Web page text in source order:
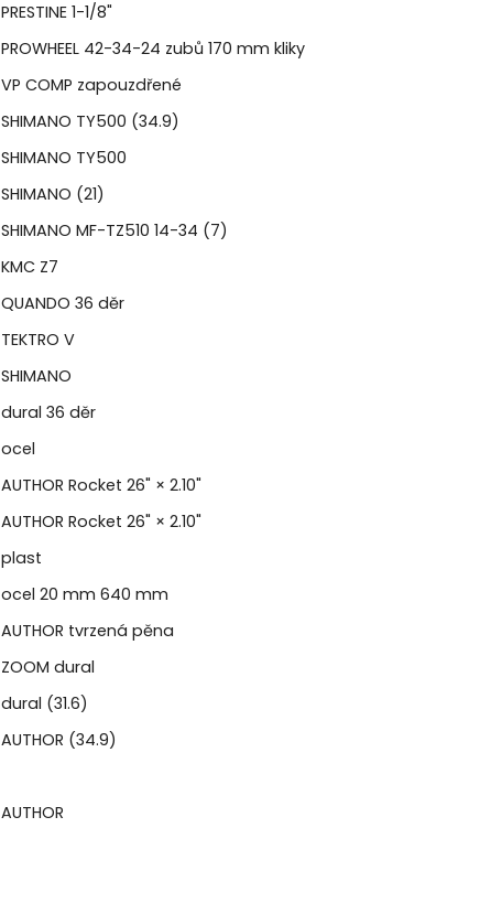
PRESTINE 1-1/8"
PROWHEEL 42-34-24 zubů 170 mm kliky
VP COMP zapouzdřené
SHIMANO TY500 (34.9)
SHIMANO TY500
SHIMANO (21)
SHIMANO MF-TZ510 14-34 (7)
KMC Z7
QUANDO 36 děr
TEKTRO V
SHIMANO
dural 36 děr
ocel
AUTHOR Rocket 26" × 2.10"
AUTHOR Rocket 26" × 2.10"
plast
ocel 20 mm 640 mm
AUTHOR tvrzená pěna
ZOOM dural
dural (31.6)
AUTHOR (34.9)
AUTHOR